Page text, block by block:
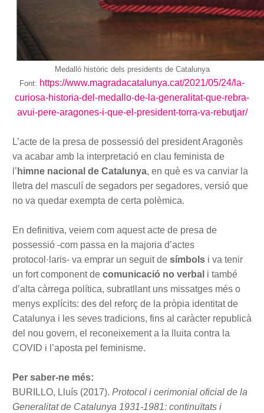
Medalló històric dels presidents de Catalunya
Font: https://www.magradacatalunya.cat/2021/05/24/la-
curiosa-historia-del-medallo-de-la-generalitat-que-rebra-
avui-pere-aragones-i-que-el-president-torra-va-rebutjar/
L’acte de la presa de possessió del president Aragonès
va acabar amb la interpretació en clau feminista de
l’ himne nacional de Catalunya, en què es va canviar la
lletra del masculí de segadors per segadores, versió que
no va quedar exempta de certa polèmica.
En definitiva, veiem com aquest acte de presa de
possessió -com passa en la majoria d’actes
protocol·laris- va emprar un seguit de símbols i va tenir
un fort component de comunicació no verbal i també
d’alta càrrega política, subratllant uns missatges més o
menys explícits: des del reforç de la pròpia identitat de
Catalunya i les seves tradicions, fins al caràcter republicà
del nou govern, el reconeixement a la lluita contra la
COVID i l’aposta pel feminisme.
Per saber-ne més:
BURILLO, Lluís (2017). Protocol i cerimonial oficial de la
Generalitat de Catalunya 1931-1981: continuïtats i